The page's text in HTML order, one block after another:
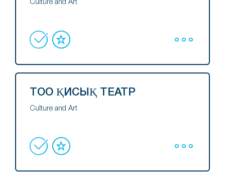
Culture and Art
ТОО ҚИСЫҚ ТЕАТР
Culture and Art